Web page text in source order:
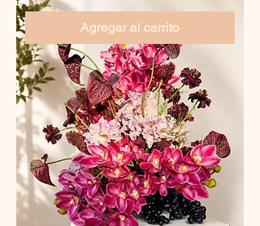
Agregar al carrito